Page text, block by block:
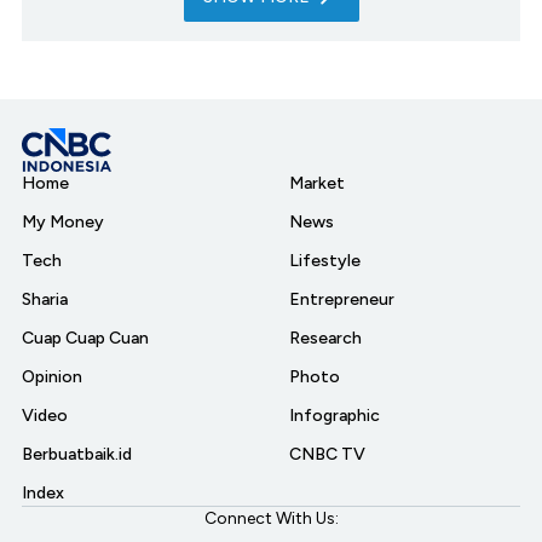
Home
My Money
Tech
Sharia
Cuap Cuap Cuan
Opinion
Video
Berbuatbaik.id
Index
Market
News
Lifestyle
Entrepreneur
Research
Photo
Infographic
CNBC TV
Connect With Us: